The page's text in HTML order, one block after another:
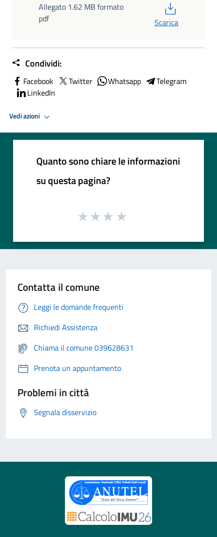
Allegato 1.62 MB formato
pdf
Scarica
Condividi:
Facebook Twitter Whatsapp
Telegram
LinkedIn
Vedi azioni
Quanto sono chiare le informazioni
su questa pagina?
Contatta il comune
Leggi le domande frequenti
Richiedi Assistenza
Chiama il comune 039628631
Prenota un appuntamento
Problemi in città
Segnala disservizio